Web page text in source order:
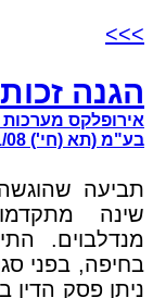
>>>
הגנה
אירופלקס
בע"מ (תא (חי') 101/08)
תביעה
שינה
מנדלבוים.
ניתן פסק הדין